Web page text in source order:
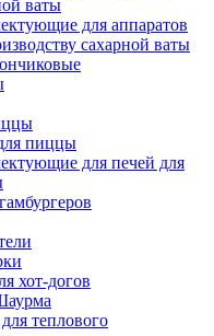
ваты
для аппаратов
сахарной ваты
пиццы
для печей для
хот-догов
теплового